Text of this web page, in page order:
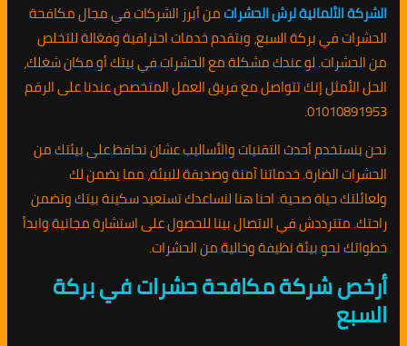
الشركة الألمانية لرش الحشراتمن أبرز الشركات في مجال مكافحة
الحشرات في بركة السبع، وبتقدم خدمات احترافية وفعّالة للتخلص
من الحشرات. لو عندك مشكلة مع الحشرات في بيتك أو مكان شغلك،
الحل الأمثل إنك تتواصل مع فريق العمل المتخصص عندنا على الرقم
01010891953.
نحن بنستخدم أحدث التقنيات والأساليب عشان نحافظ على بيئتك من
الحشرات الضارة. خدماتنا آمنة وصديقة للبيئة، مما يضمن لك
ولعائلتك حياة صحية. احنا هنا لنساعدك تستعيد سكينة بيتك وتضمن
راحتك. متترددش في الاتصال بينا للحصول على استشارة مجانية وابدأ
خطواتك نحو بيئة نظيفة وخالية من الحشرات.
أرخص شركة مكافحة حشرات في بركة
السبع